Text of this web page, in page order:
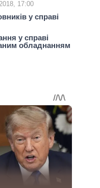
17:00
у справі
у справі
обладнанням